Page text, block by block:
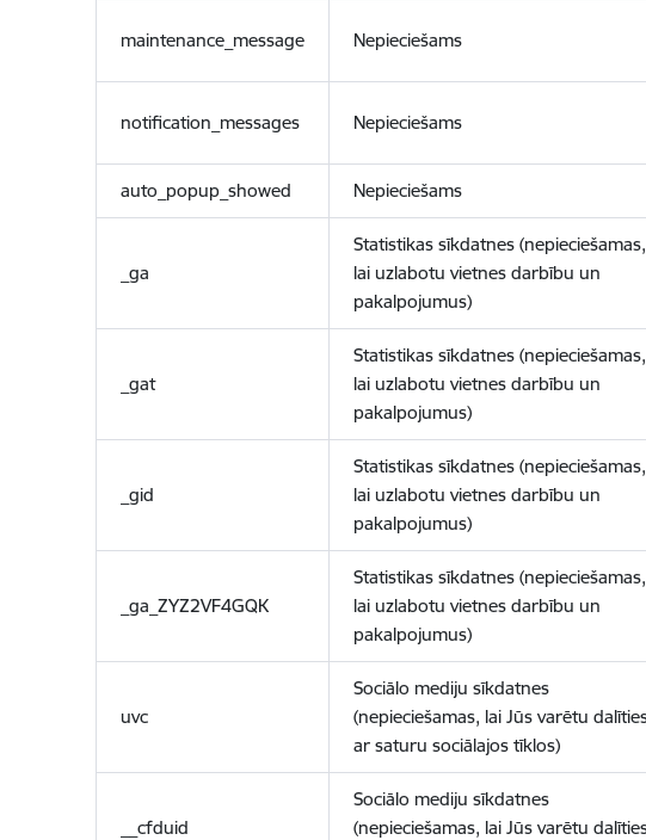
maintenance_message Nepieciešams
notification_messages Nepieciešams
auto_popup_showed Nepieciešams
_ga
Statistikas sīkdatnes (nepieciešamas,
lai uzlabotu vietnes darbību un
pakalpojumus)
_gat
Statistikas sīkdatnes (nepieciešamas,
lai uzlabotu vietnes darbību un
pakalpojumus)
_gid
Statistikas sīkdatnes (nepieciešamas,
lai uzlabotu vietnes darbību un
pakalpojumus)
_ga_ZYZ2VF4GQK
Statistikas sīkdatnes (nepieciešamas,
lai uzlabotu vietnes darbību un
pakalpojumus)
uvc
Sociālo mediju sīkdatnes
(nepieciešamas, lai Jūs varētu
ar saturu sociālajos tīklos)
__cfduid
Sociālo mediju sīkdatnes
(nepieciešamas, lai Jūs varētu